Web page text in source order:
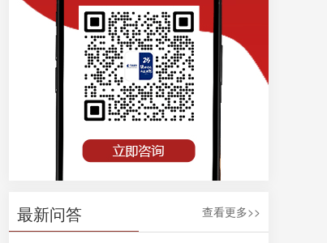
最新问答 查看更多>>